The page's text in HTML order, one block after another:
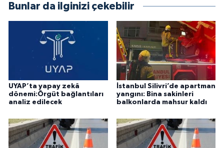
Bunlar da ilginizi çekebilir
UYAP’ta yapay zekâ
dönemi:Örgüt bağlantıları
analiz edilecek
İstanbul Silivri’de apartman
yangını: Bina sakinleri
balkonlarda mahsur kaldı